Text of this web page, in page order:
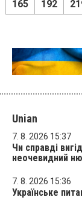
165
192
Unian
7. 8. 2026 15:37
Чи справді
неочевидний
7. 8. 2026 15:36
Українське